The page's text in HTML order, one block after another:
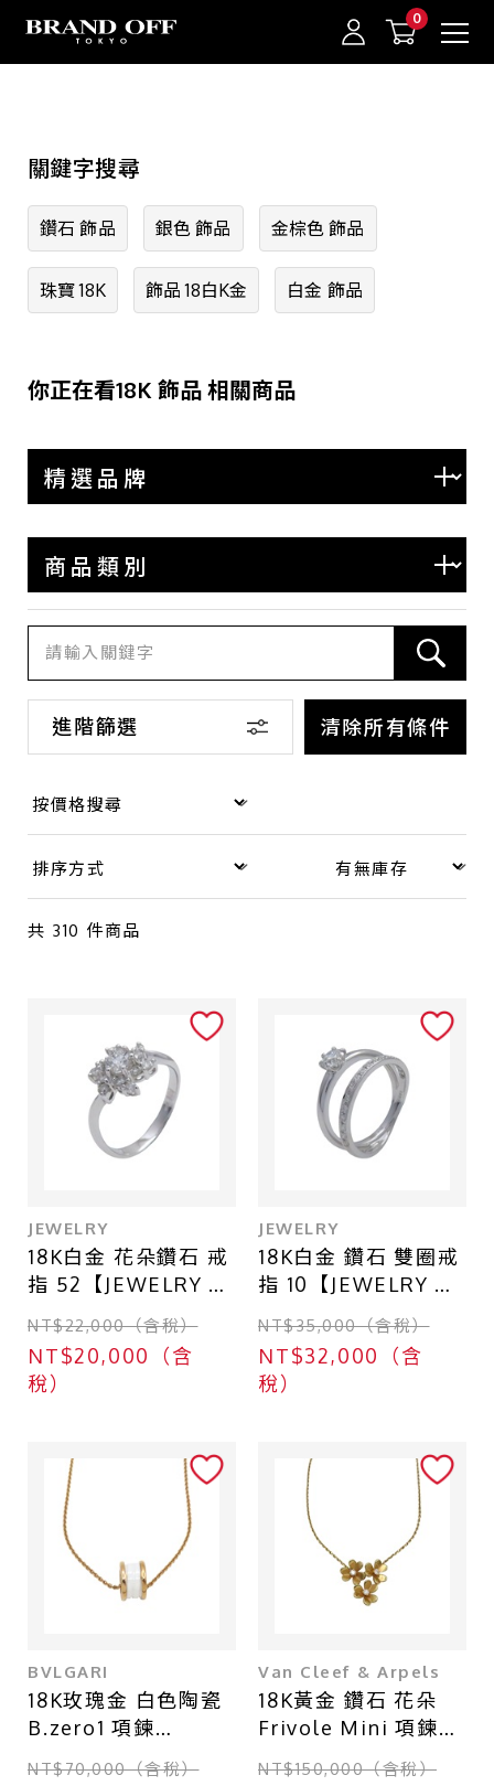
中古名牌業界No.1的BRAND OFF。BRAND OFF官網購物/h1>
登入/註冊 我的最愛
關鍵字搜尋
鑽石 飾品 銀色 飾品 金棕色 飾品
珠寶 18K 飾品 18白K金 白金 飾品
你正在看18K 飾品 相關商品
進階篩選 清除所有條件
HERMES
CHANEL
LOUIS VUITTON
GUCCI
BVLGARI
TIFFANY
BOTTEGA VENETA
COACH
LOEWE
SAINT LAURENT
其他
商品類別
包款
錢包·飾物
手錶
衣物
其他
全新
近全新
九成新
八成新
店鋪區域
台北 - 台北本店
台北 - 台北本店-別館
台中 - 廣三SOGO店
台北 - 南港CITY LINK店
台中 - 中友百貨店
共 310 件商品
JEWELRY
18K白金 花朵鑽石 戒
指 52【JEWELRY 無
diamond 2.8g
NT$22,000（含稅）
NT$20,000（含
稅）
JEWELRY
18K白金 鑽石 雙圈戒
指 10【JEWELRY 無
Diamond 3.9g
NT$35,000（含稅）
NT$32,000（含
稅）
BVLGARI
18K玫瑰金 白色陶瓷
B.zero1 項鍊
【BVLGARI 寶格
NT$70,000（含稅）
Van Cleef & Arpels
18K黃金 鑽石 花朵
Frivole Mini 項鍊
【Van Cleef &
NT$150,000（含稅）